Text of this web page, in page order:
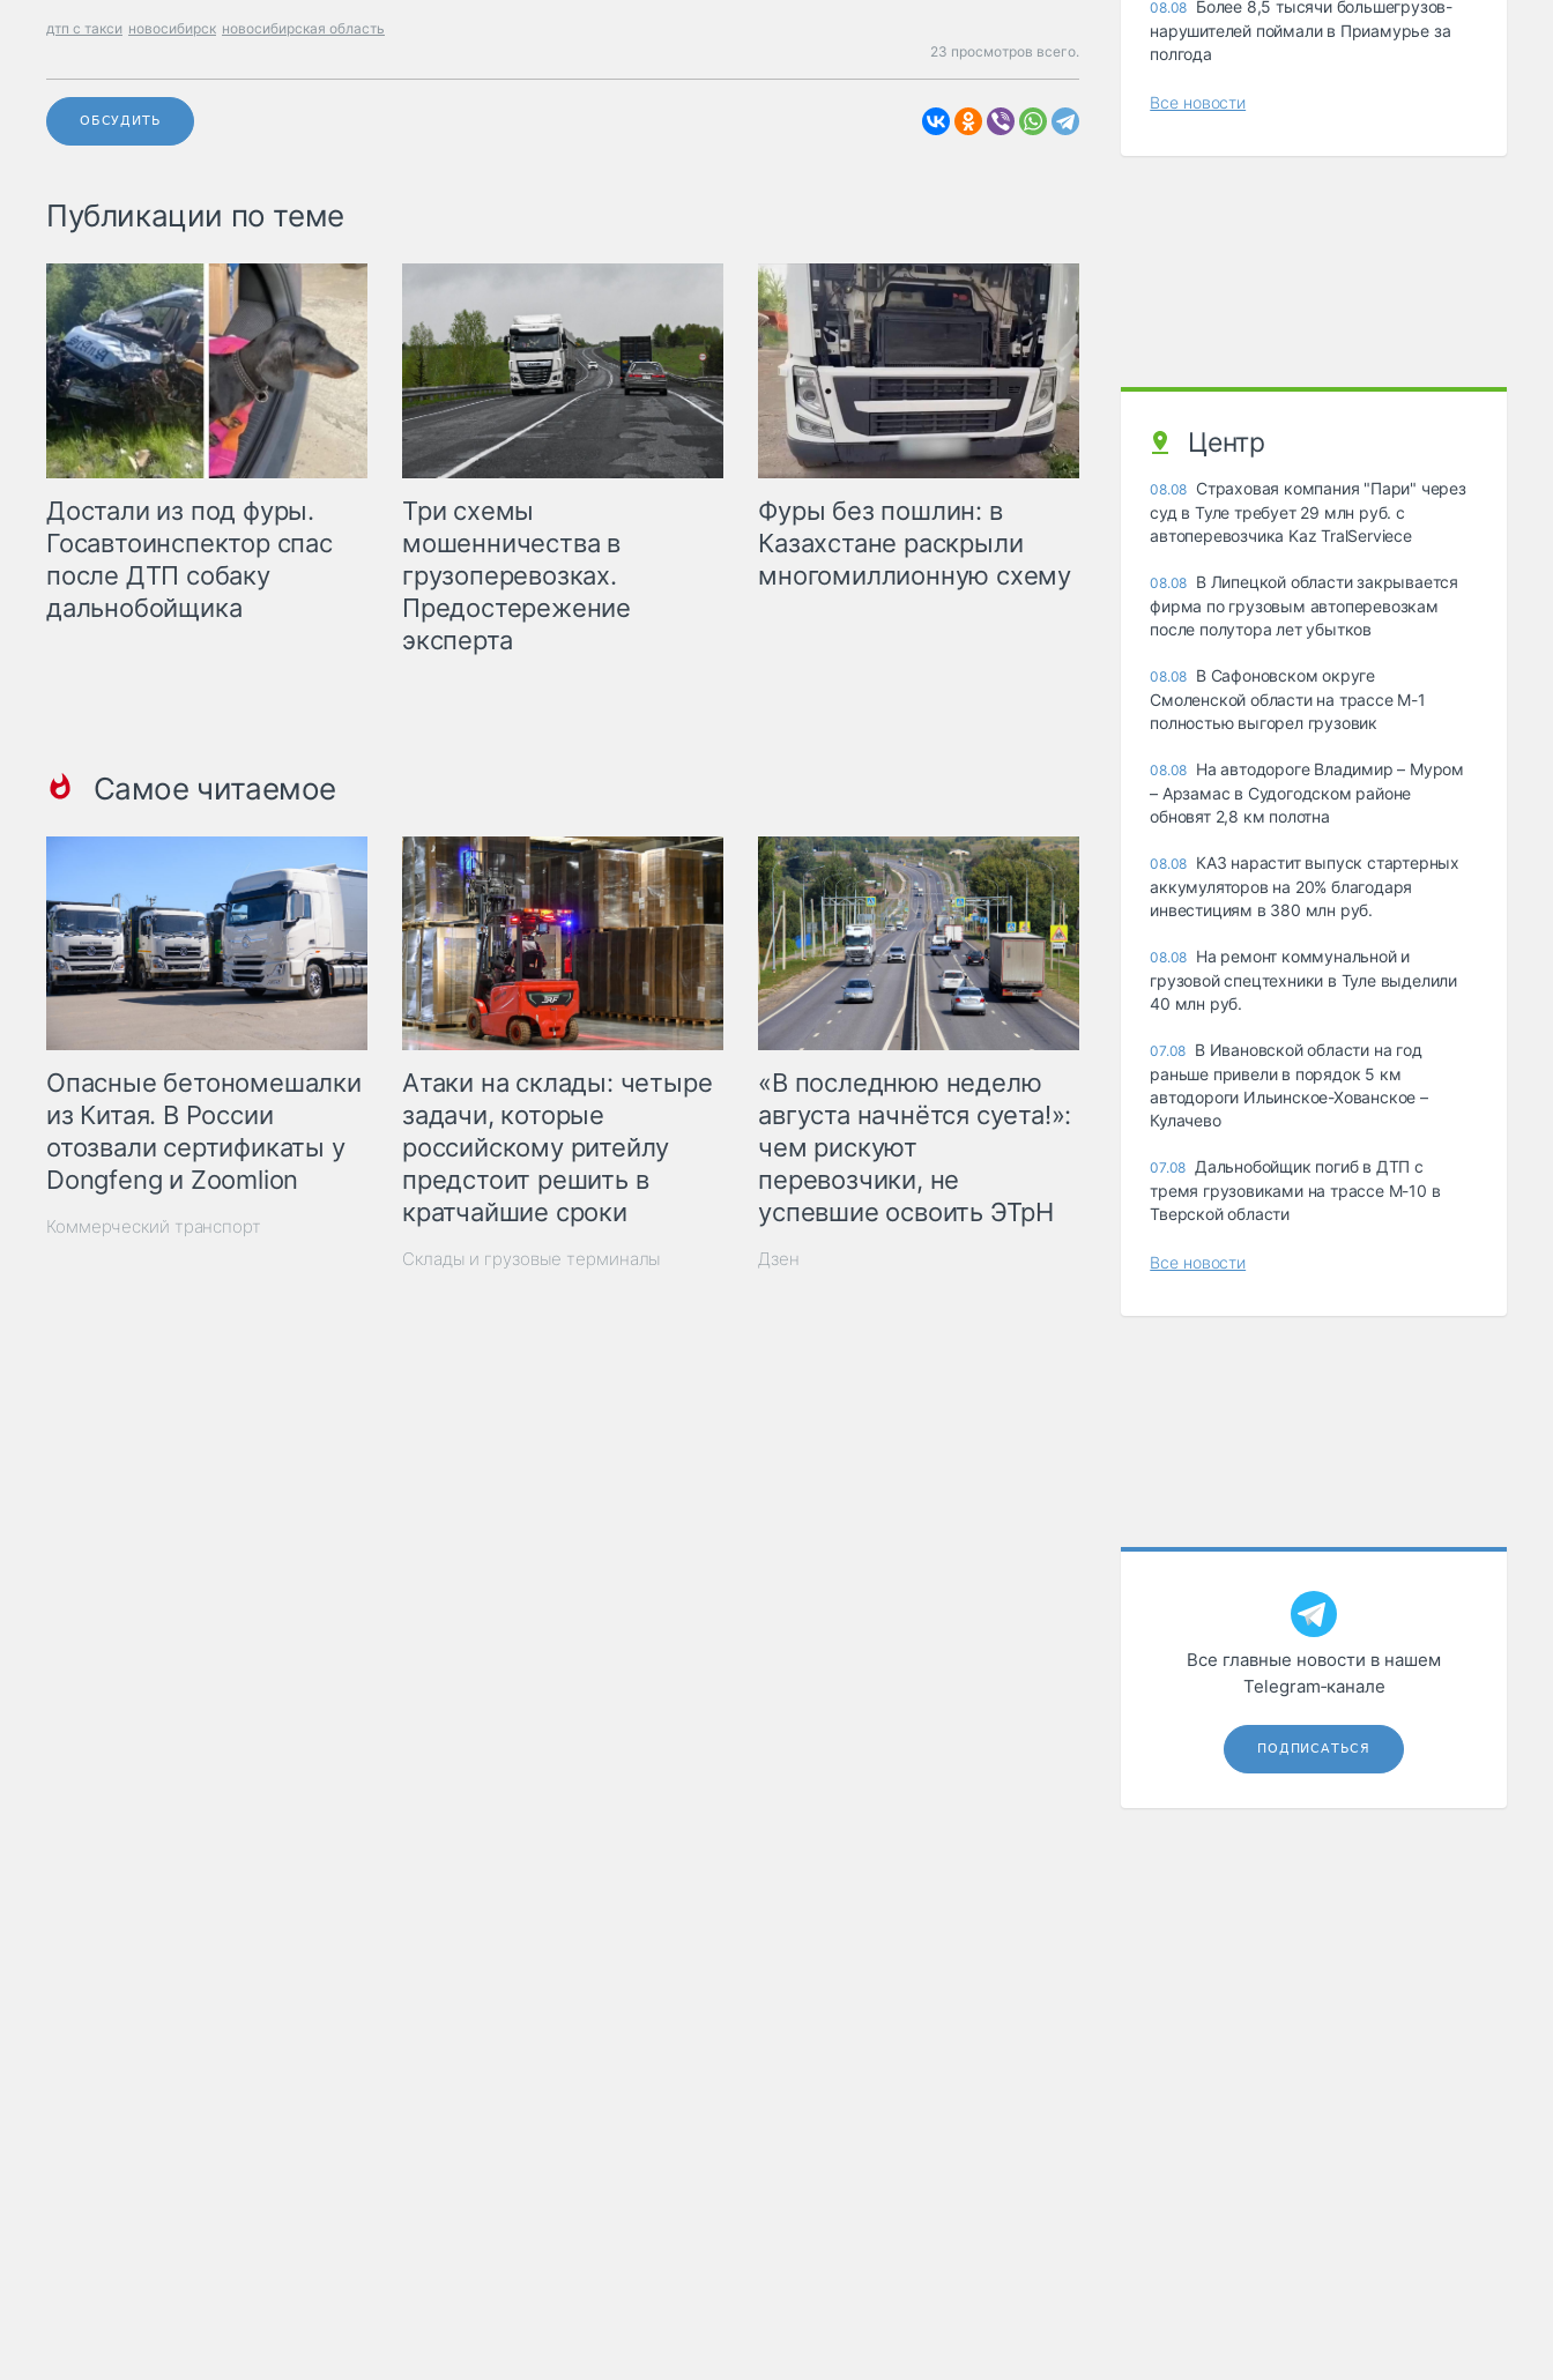
дтп с такси новосибирск новосибирская область
23 просмотров всего.
ОБСУДИТЬ
Публикации по теме
Достали из под фуры.
Госавтоинспектор спас
после ДТП собаку
дальнобойщика
Три схемы
мошенничества в
грузоперевозках.
Предостережение
эксперта
Фуры без пошлин: в
Казахстане раскрыли
многомиллионную схему
Самое читаемое
Опасные бетономешалки
из Китая. В России
отозвали сертификаты у
Dongfeng и Zoomlion
Коммерческий транспорт
Атаки на склады: четыре
задачи, которые
российскому ритейлу
предстоит решить в
кратчайшие сроки
Склады и грузовые терминалы
«В последнюю неделю
августа начнётся суета!»:
чем рискуют
перевозчики, не
успевшие освоить ЭТрН
Дзен
08.08 Более 8,5 тысячи большегрузов-
нарушителей поймали в Приамурье за
полгода
Все новости
Центр
08.08 Страховая компания "Пари" через
суд в Туле требует 29 млн руб. с
автоперевозчика Kaz TralServiece
08.08 В Липецкой области закрывается
фирма по грузовым автоперевозкам
после полутора лет убытков
08.08 В Сафоновском округе
Смоленской области на трассе М-1
полностью выгорел грузовик
08.08 На автодороге Владимир – Муром
– Арзамас в Судогодском районе
обновят 2,8 км полотна
08.08 КАЗ нарастит выпуск стартерных
аккумуляторов на 20% благодаря
инвестициям в 380 млн руб.
08.08 На ремонт коммунальной и
грузовой спецтехники в Туле выделили
40 млн руб.
07.08 В Ивановской области на год
раньше привели в порядок 5 км
автодороги Ильинское-Хованское –
Кулачево
07.08 Дальнобойщик погиб в ДТП с
тремя грузовиками на трассе М-10 в
Тверской области
Все новости
Все главные новости в нашем
Telegram‑канале
ПОДПИСАТЬСЯ